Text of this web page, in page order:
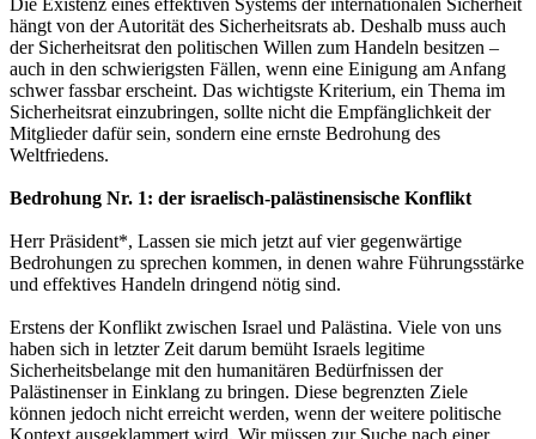
hängt von der Autorität des Sicherheitsrats ab. Deshalb muss auch
der Sicherheitsrat den politischen Willen zum Handeln besitzen –
auch in den schwierigsten Fällen, wenn eine Einigung am Anfang
schwer fassbar erscheint. Das wichtigste Kriterium, ein Thema im
Sicherheitsrat einzubringen, sollte nicht die Empfänglichkeit der
Mitglieder dafür sein, sondern eine ernste Bedrohung des
Weltfriedens.
Bedrohung Nr. 1: der israelisch-palästinensische Konflikt
Herr Präsident*, Lassen sie mich jetzt auf vier gegenwärtige
Bedrohungen zu sprechen kommen, in denen wahre Führungsstärke
und effektives Handeln dringend nötig sind.
Erstens der Konflikt zwischen Israel und Palästina. Viele von uns
haben sich in letzter Zeit darum bemüht Israels legitime
Sicherheitsbelange mit den humanitären Bedürfnissen der
Palästinenser in Einklang zu bringen. Diese begrenzten Ziele
können jedoch nicht erreicht werden, wenn der weitere politische
Kontext ausgeklammert wird. Wir müssen zur Suche nach einer